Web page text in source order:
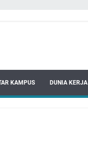
KAMPUS DUNIA KERJA